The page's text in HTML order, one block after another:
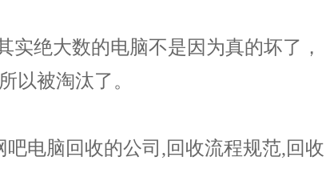
绝大数的电脑不是因为真的坏了，
以被淘汰了。
电脑回收的公司,回收流程规范,回收